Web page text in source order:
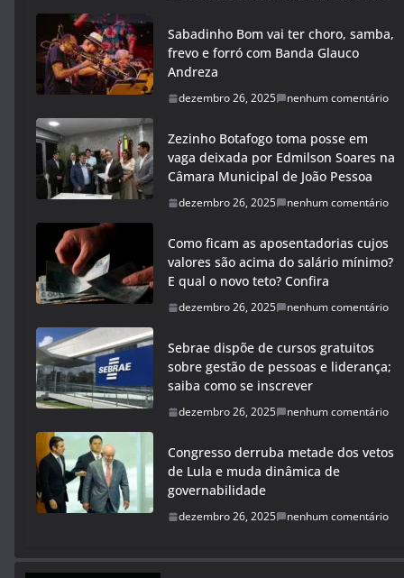
Sabadinho Bom vai ter choro, samba,
frevo e forró com Banda Glauco
Andreza
dezembro 26, 2025 nenhum comentário
Zezinho Botafogo toma posse em
vaga deixada por Edmilson Soares na
Câmara Municipal de João Pessoa
dezembro 26, 2025 nenhum comentário
Como ficam as aposentadorias cujos
valores são acima do salário mínimo?
E qual o novo teto? Confira
dezembro 26, 2025 nenhum comentário
Sebrae dispõe de cursos gratuitos
sobre gestão de pessoas e liderança;
saiba como se inscrever
dezembro 26, 2025 nenhum comentário
Congresso derruba metade dos vetos
de Lula e muda dinâmica de
governabilidade
dezembro 26, 2025 nenhum comentário